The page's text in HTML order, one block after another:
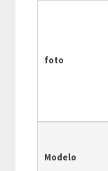
foto
Modelo